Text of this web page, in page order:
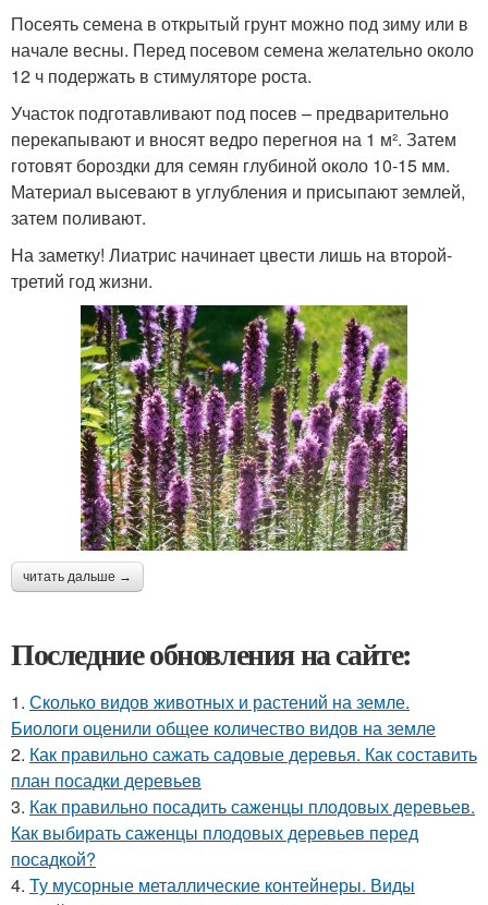
Посеять семена в открытый грунт можно под зиму или в
начале весны. Перед посевом семена желательно около
12 ч подержать в стимуляторе роста.
Участок подготавливают под посев – предварительно
перекапывают и вносят ведро перегноя на 1 м². Затем
готовят бороздки для семян глубиной около 10-15 мм.
Материал высевают в углубления и присыпают землей,
затем поливают.
На заметку! Лиатрис начинает цвести лишь на второй-
третий год жизни.
читать дальше →
Последние обновления на сайте:
1. Сколько видов животных и растений на земле.
Биологи оценили общее количество видов на земле
2. Как правильно сажать садовые деревья. Как составить
план посадки деревьев
3. Как правильно посадить саженцы плодовых деревьев.
Как выбирать саженцы плодовых деревьев перед
посадкой?
4. Ту мусорные металлические контейнеры. Виды